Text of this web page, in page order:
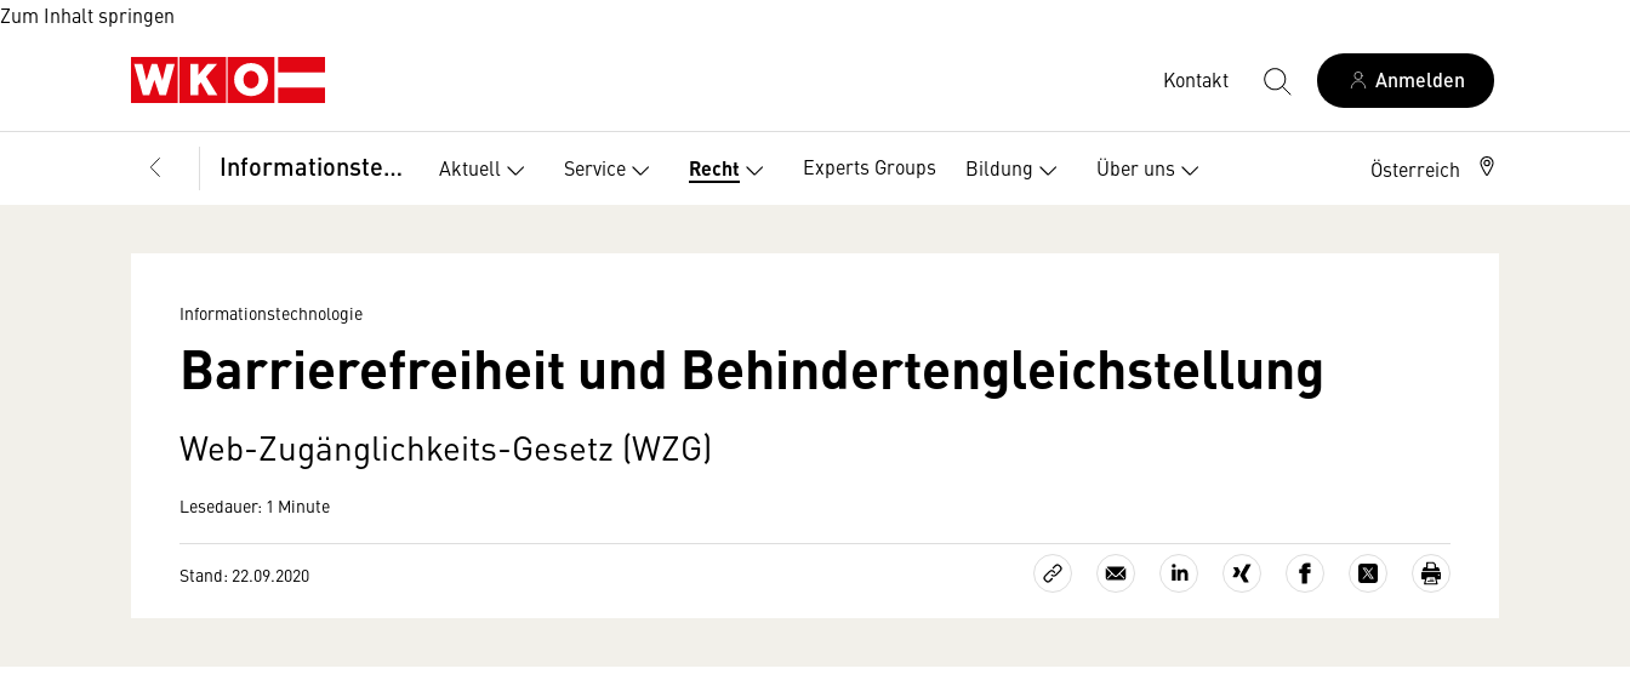
Zum Inhalt springen
Kontakt Anmelden
Informationstechnologie Aktuell Service Recht Experts Groups Bildung Über uns Österreich
Informationstechnologie
Barrierefreiheit und Behindertengleichstellung
Web-Zugänglichkeits-Gesetz (WZG)
Lesedauer: 1 Minute
Stand: 22.09.2020